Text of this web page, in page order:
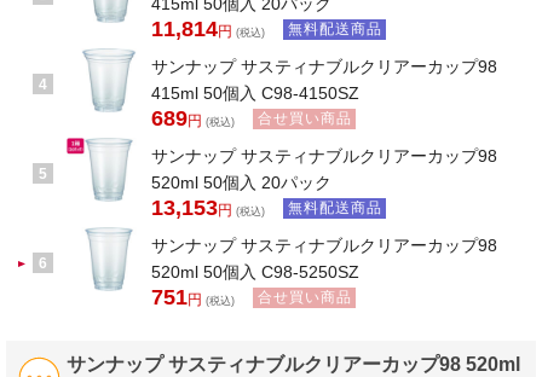
415ml 50個入 20パック
11,814円 (税込) 無料配送商品
4
サンナップ サスティナブルクリアーカップ98
415ml 50個入 C98-4150SZ
689円 (税込) 合せ買い商品
5
サンナップ サスティナブルクリアーカップ98
520ml 50個入 20パック
13,153円 (税込) 無料配送商品
6
サンナップ サスティナブルクリアーカップ98
520ml 50個入 C98-5250SZ
751円 (税込) 合せ買い商品
サンナップ サスティナブルクリアーカップ98 520ml